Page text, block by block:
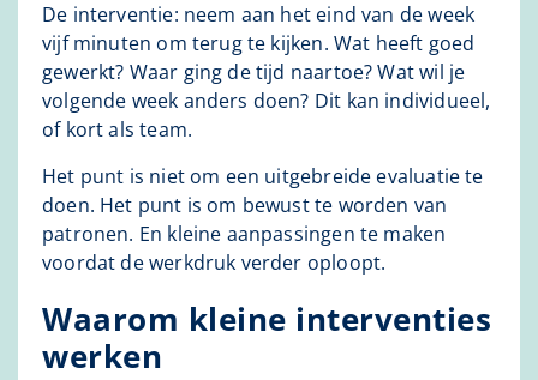
De interventie: neem aan het eind van de week
vijf minuten om terug te kijken. Wat heeft goed
gewerkt? Waar ging de tijd naartoe? Wat wil je
volgende week anders doen? Dit kan individueel,
of kort als team.
Het punt is niet om een uitgebreide evaluatie te
doen. Het punt is om bewust te worden van
patronen. En kleine aanpassingen te maken
voordat de werkdruk verder oploopt.
Waarom kleine interventies
werken